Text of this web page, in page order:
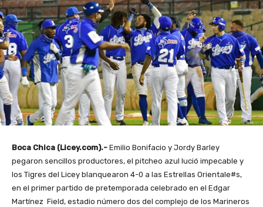
Boca Chica (Licey.com).- Emilio Bonifacio y Jordy Barley
pegaron sencillos productores, el pitcheo azul lució impecable y
los Tigres del Licey blanquearon 4-0 a las Estrellas Orientale#s,
en el primer partido de pretemporada celebrado en el Edgar
Martínez Field, estadio número dos del complejo de los Marineros